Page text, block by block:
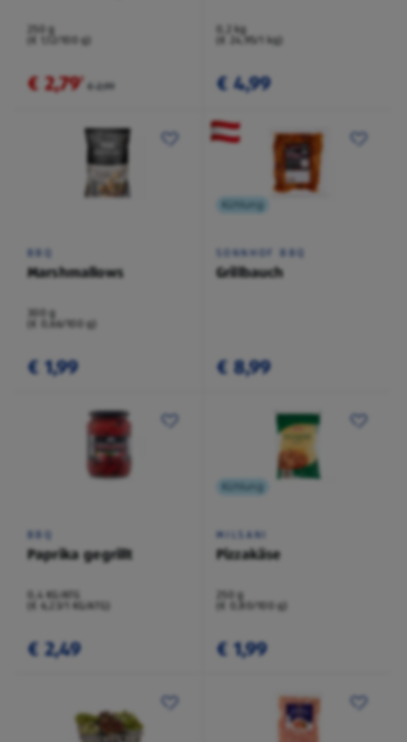
250 g
(€ 1,12/100 g)
€ 2,79² € 2,99
0,2 kg
(€ 24,95/1 kg)
€ 4,99
BBQ
Marshmallows
300 g
(€ 0,66/100 g)
€ 1,99
Kühlung
SONNHOF BBQ
Grillbauch
€ 8,99
BBQ
Paprika gegrillt
0,4 KG/ATG
(€ 6,23/1 KG/ATG)
€ 2,49
Kühlung
MILSANI
Pizzakäse
250 g
(€ 0,80/100 g)
€ 1,99